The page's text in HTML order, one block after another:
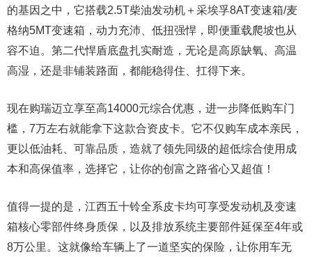
的基因之中，它搭载2.5T柴油发动机＋采埃孚8AT变速箱/麦
格纳5MT变速箱，动力充沛、低扭强悍，即便重载爬坡也从
容不迫。第二代悍盾底盘扎实耐造，无论是高原缺氧、高温
高湿，还是非铺装路面，都能稳得住、扛得下来。
现在购瑞迈立享至高14000元综合优惠，进一步降低购车门
槛，7万左右就能拿下这款合资皮卡。它不仅购车成本亲民，
更以低油耗、可靠品质，造就了领先同级的超低综合使用成
本和高保值率，选择它，让你的创富之路省心又超值！
值得一提的是，江西五十铃全系皮卡均可享受发动机及变速
箱核心零部件终身质保，以及排放系统主要部件延保至4年或
8万公里。这就像给车辆上了一道坚实的保险，让你用车无